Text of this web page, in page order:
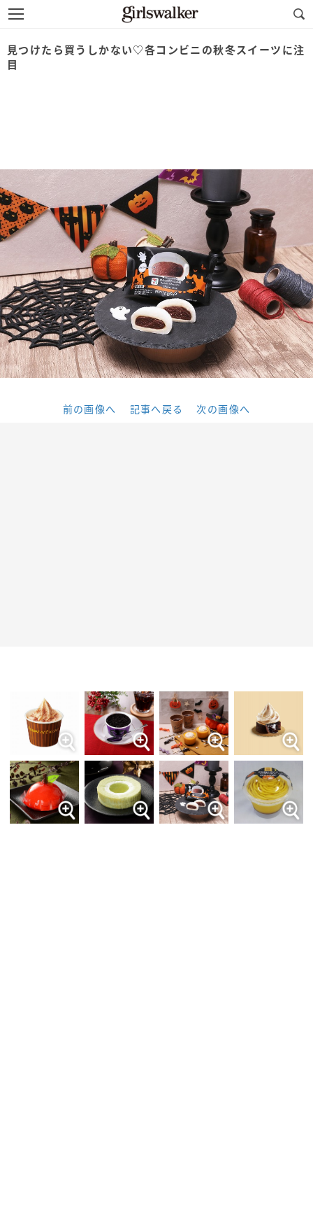
見つけたら買うしかない♡各コンビニの秋冬スイーツに注
目
前の画像へ 記事へ戻る 次の画像へ